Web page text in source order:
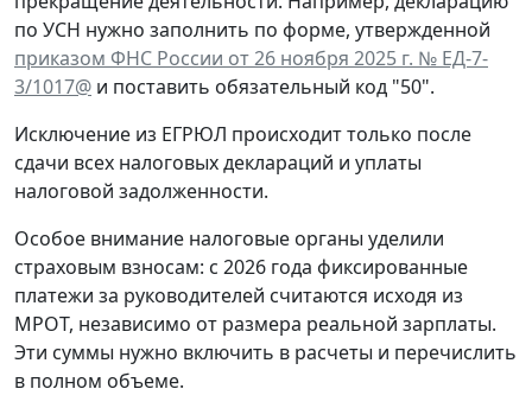
по УСН нужно заполнить по форме, утвержденной
приказом ФНС России от 26 ноября 2025 г. № ЕД-7-
3/1017@ и поставить обязательный код "50".
Исключение из ЕГРЮЛ происходит только после
сдачи всех налоговых деклараций и уплаты
налоговой задолженности.
Особое внимание налоговые органы уделили
страховым взносам: с 2026 года фиксированные
платежи за руководителей считаются исходя из
МРОТ, независимо от размера реальной зарплаты.
Эти суммы нужно включить в расчеты и перечислить
в полном объеме.